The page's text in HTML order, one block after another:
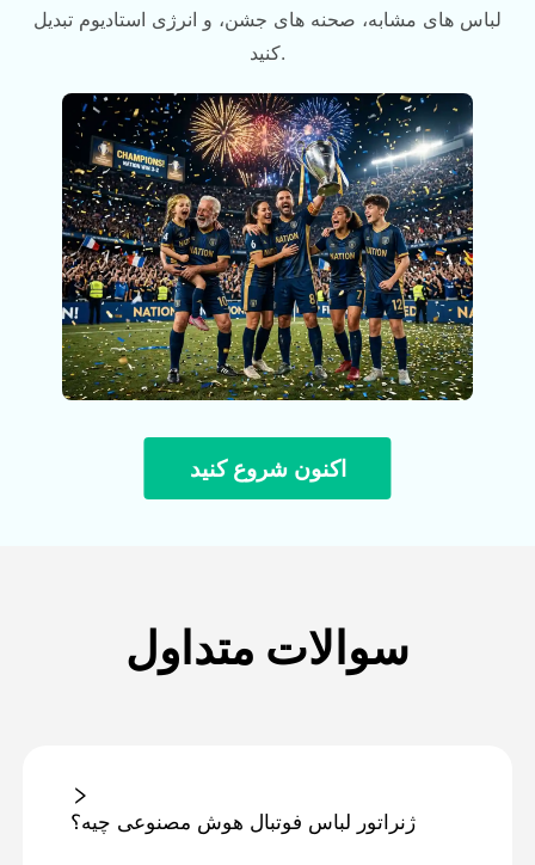
لباس های مشابه، صحنه های جشن، و انرژی استادیوم تبدیل
کنید.
اکنون شروع کنید
سوالات متداول
ژنراتور لباس فوتبال هوش مصنوعی چیه؟